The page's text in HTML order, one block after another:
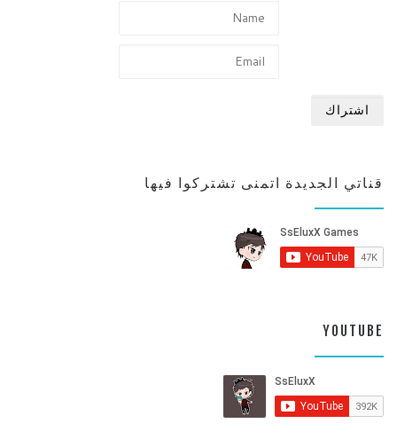
قناتي الجديدة اتمنى تشتركوا فيها
YOUTUBE